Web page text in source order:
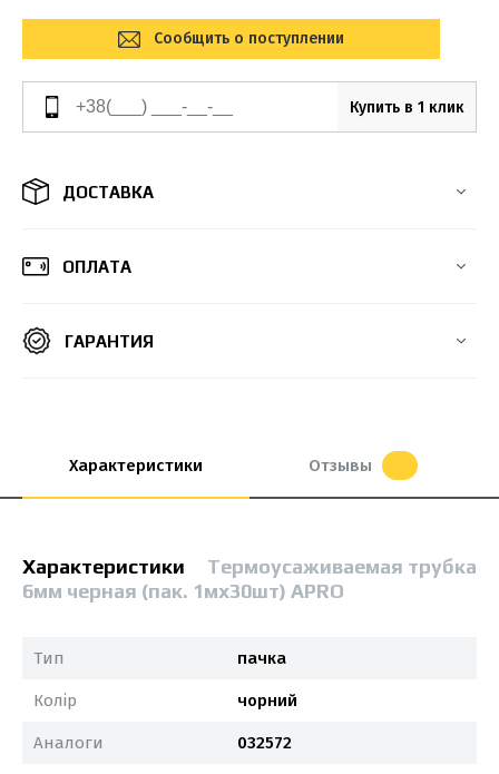
Сообщить о поступлении
Купить в 1 клик
ДОСТАВКА
ОПЛАТА
ГАРАНТИЯ
Характеристики Отзывы
Характеристики
Термоусаживаемая трубка
6мм черная (пак. 1мx30шт) APRO
Тип пачка
Колір чорний
Аналоги 032572